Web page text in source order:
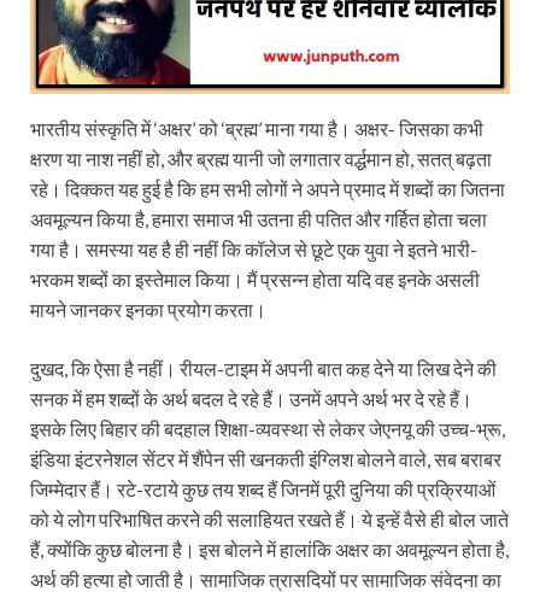
भारतीय संस्कृति में ‘अक्षर’ को ‘ब्रह्म’ माना गया है। अक्षर- जिसका कभी
क्षरण या नाश नहीं हो, और ब्रह्म यानी जो लगातार वर्द्धमान हो, सतत् बढ़ता
रहे। दिक्कत यह हुई है कि हम सभी लोगों ने अपने प्रमाद में शब्दों का जितना
अवमूल्यन किया है, हमारा समाज भी उतना ही पतित और गर्हित होता चला
गया है। समस्या यह है ही नहीं कि कॉलेज से छूटे एक युवा ने इतने भारी-
भरकम शब्दों का इस्तेमाल किया। मैं प्रसन्न होता यदि वह इनके असली
मायने जानकर इनका प्रयोग करता।
दुखद, कि ऐसा है नहीं। रीयल-टाइम में अपनी बात कह देने या लिख देने की
सनक में हम शब्दों के अर्थ बदल दे रहे हैं। उनमें अपने अर्थ भर दे रहे हैं।
इसके लिए बिहार की बदहाल शिक्षा-व्यवस्था से लेकर जेएनयू की उच्च-भ्रू,
इंडिया इंटरनेशल सेंटर में शैंपेन सी खनकती इंग्लिश बोलने वाले, सब बराबर
जिम्मेदार हैं। रटे-रटाये कुछ तय शब्द हैं जिनमें पूरी दुनिया की प्रक्रियाओं
को ये लोग परिभाषित करने की सलाहियत रखते हैं। ये इन्हें वैसे ही बोल जाते
हैं, क्योंकि कुछ बोलना है। इस बोलने में हालांकि अक्षर का अवमूल्यन होता है,
अर्थ की हत्या हो जाती है। सामाजिक त्रासदियों पर सामाजिक संवेदना का